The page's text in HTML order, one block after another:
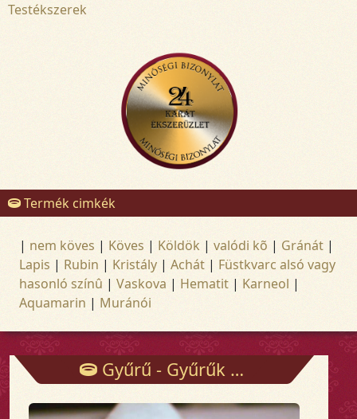
Testékszerek
Termék cimkék
| nem köves | Köves | Köldök | valódi kõ | Gránát |
Lapis | Rubin | Kristály | Achát | Füstkvarc alsó vagy
hasonló színû | Vaskova | Hematit | Karneol |
Aquamarin | Muránói
Gyűrű - Gyűrűk - Arany és ezüst ékszerek